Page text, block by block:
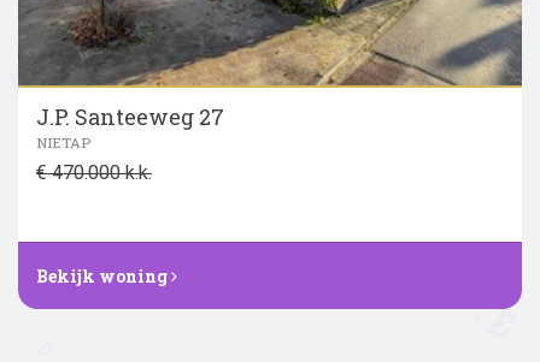
J.P. Santeeweg 27
NIETAP
€ 470.000 k.k.
Bekijk woning